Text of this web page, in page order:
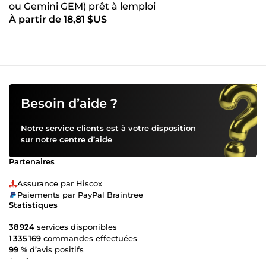
ou Gemini GEM) prêt à lemploi
À partir de 18,81 $US
Besoin d’aide ?
Notre service clients est à votre disposition
sur notre centre d’aide
Partenaires
Assurance par Hiscox
Paiements par PayPal Braintree
Statistiques
38 924 services disponibles
1 335 169 commandes effectuées
99 % d’avis positifs